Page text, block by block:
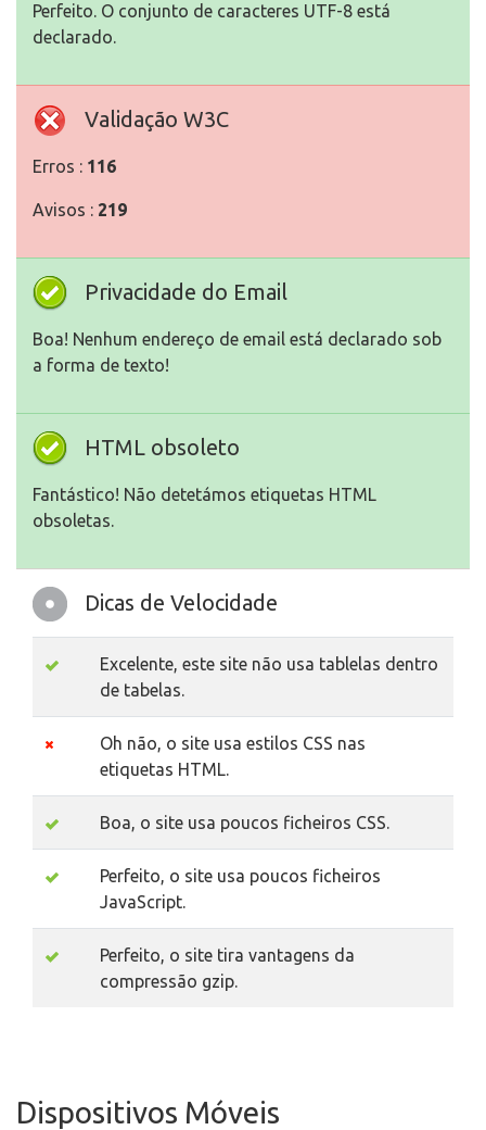
Perfeito. O conjunto de caracteres UTF-8 está
declarado.
Validação W3C
Erros : 116
Avisos : 219
Privacidade do Email
Boa! Nenhum endereço de email está declarado sob
a forma de texto!
HTML obsoleto
Fantástico! Não detetámos etiquetas HTML
obsoletas.
Dicas de Velocidade
Excelente, este site não usa tablelas dentro
de tabelas.
Oh não, o site usa estilos CSS nas
etiquetas HTML.
Boa, o site usa poucos ficheiros CSS.
Perfeito, o site usa poucos ficheiros
JavaScript.
Perfeito, o site tira vantagens da
compressão gzip.
Dispositivos Móveis